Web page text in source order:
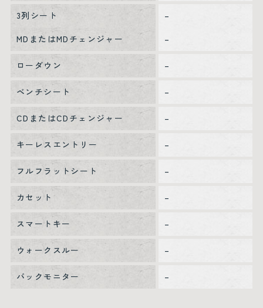
3列シート
–
MDまたはMDチェンジャー
–
ローダウン –
ベンチシート –
CDまたはCDチェンジャー –
キーレスエントリー –
フルフラットシート –
カセット –
スマートキー –
ウォークスルー –
バックモニター –